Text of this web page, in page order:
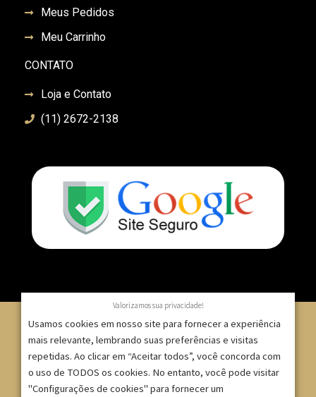
Meus Pedidos
Meu Carrinho
CONTATO
Loja e Contato
(11) 2672-2138
© 2007 – 2025 – ImpressionModaFesta | Rua Serra de
Japi, 1332 – Tatuapé – São Paulo/SP – CNPJ:
Valorizamos sua privacidade!
Usamos cookies em nosso site para fornecer a experiência
mais relevante, lembrando suas preferências e visitas
repetidas. Ao clicar em “Aceitar todos”, você concorda com
o uso de TODOS os cookies. No entanto, você pode visitar
"Configurações de cookies" para fornecer um